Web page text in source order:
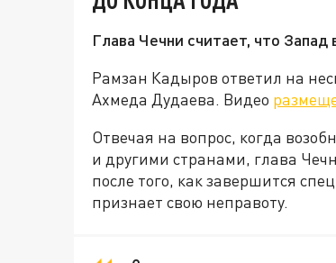
Глава Чечни считает, что Запад
Рамзан Кадыров ответил на
Ахмеда Дудаева. Видео
Отвечая на вопрос, когда
и другими странами, глава
после того, как завершится
признает свою неправоту.